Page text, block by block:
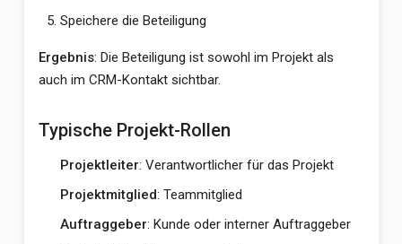
Speichere die Beteiligung
Ergebnis: Die Beteiligung ist sowohl im Projekt als
auch im CRM-Kontakt sichtbar.
Typische Projekt-Rollen
Projektleiter: Verantwortlicher für das Projekt
Projektmitglied: Teammitglied
Auftraggeber: Kunde oder interner Auftraggeber